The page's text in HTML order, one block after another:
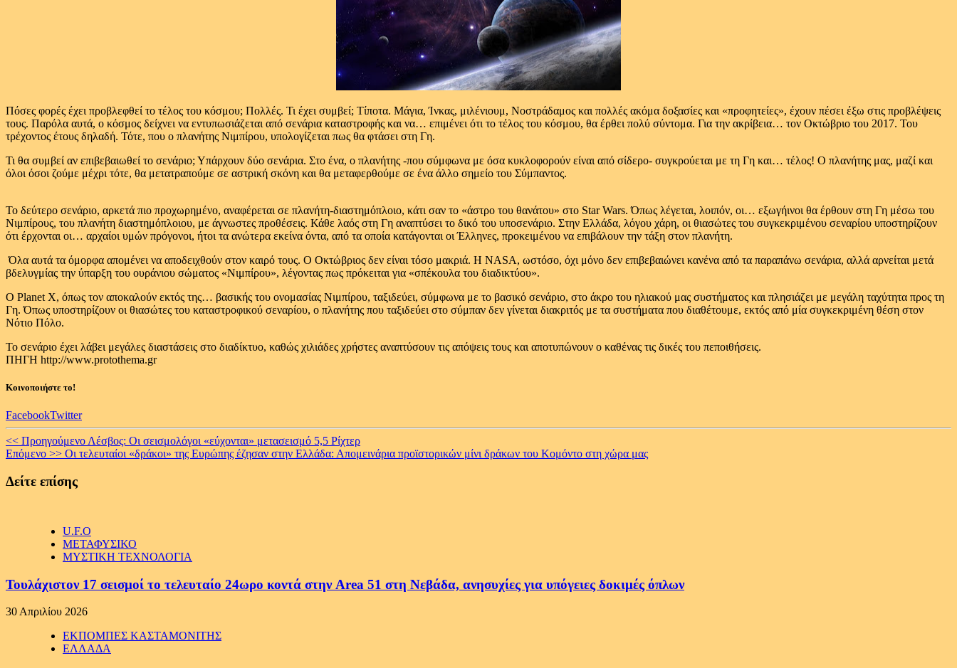
Πόσες φορές έχει προβλεφθεί το τέλος του κόσμου; Πολλές. Τι έχει συμβεί; Τίποτα. Μάγια, Ίνκας, μιλένιουμ, Νοστράδαμος και πολλές ακόμα δοξασίες και «προφητείες», έχουν πέσει έξω στις προβλέψεις
τους. Παρόλα αυτά, ο κόσμος δείχνει να εντυπωσιάζεται από σενάρια καταστροφής και να… επιμένει ότι το τέλος του κόσμου, θα έρθει πολύ σύντομα. Για την ακρίβεια… τον Οκτώβριο του 2017. Του
τρέχοντος έτους δηλαδή. Τότε, που ο πλανήτης Νιμπίρου, υπολογίζεται πως θα φτάσει στη Γη.
Τι θα συμβεί αν επιβεβαιωθεί το σενάριο; Υπάρχουν δύο σενάρια. Στο ένα, ο πλανήτης -που σύμφωνα με όσα κυκλοφορούν είναι από σίδερο- συγκρούεται με τη Γη και… τέλος! Ο πλανήτης μας, μαζί και
όλοι όσοι ζούμε μέχρι τότε, θα μετατραπούμε σε αστρική σκόνη και θα μεταφερθούμε σε ένα άλλο σημείο του Σύμπαντος.
Το δεύτερο σενάριο, αρκετά πιο προχωρημένο, αναφέρεται σε πλανήτη-διαστημόπλοιο, κάτι σαν το «άστρο του θανάτου» στο Star Wars. Όπως λέγεται, λοιπόν, οι… εξωγήινοι θα έρθουν στη Γη μέσω του
Νιμπίρους, του πλανήτη διαστημόπλοιου, με άγνωστες προθέσεις. Κάθε λαός στη Γη αναπτύσει το δικό του υποσενάριο. Στην Ελλάδα, λόγου χάρη, οι θιασώτες του συγκεκριμένου σεναρίου υποστηρίζουν
ότι έρχονται οι… αρχαίοι υμών πρόγονοι, ήτοι τα ανώτερα εκείνα όντα, από τα οποία κατάγονται οι Έλληνες, προκειμένου να επιβάλουν την τάξη στον πλανήτη.
Όλα αυτά τα όμορφα απομένει να αποδειχθούν στον καιρό τους. Ο Οκτώβριος δεν είναι τόσο μακριά. Η NASA, ωστόσο, όχι μόνο δεν επιβεβαιώνει κανένα από τα παραπάνω σενάρια, αλλά αρνείται μετά
βδελυγμίας την ύπαρξη του ουράνιου σώματος «Νιμπίρου», λέγοντας πως πρόκειται για «σπέκουλα του διαδικτύου».
Ο Planet X, όπως τον αποκαλούν εκτός της… βασικής του ονομασίας Νιμπίρου, ταξιδεύει, σύμφωνα με το βασικό σενάριο, στο άκρο του ηλιακού μας συστήματος και πλησιάζει με μεγάλη ταχύτητα προς τη
Γη. Όπως υποστηρίζουν οι θιασώτες του καταστροφικού σεναρίου, ο πλανήτης που ταξιδεύει στο σύμπαν δεν γίνεται διακριτός με τα συστήματα που διαθέτουμε, εκτός από μία συγκεκριμένη θέση στον
Νότιο Πόλο.
Το σενάριο έχει λάβει μεγάλες διαστάσεις στο διαδίκτυο, καθώς χιλιάδες χρήστες αναπτύσουν τις απόψεις τους και αποτυπώνουν ο καθένας τις δικές του πεποιθήσεις.
ΠΗΓΗ http://www.protothema.gr
Κοινοποιήστε το!
FacebookTwitter
Continue
Reading
<< Προηγούμενο Λέσβος: Οι σεισμολόγοι «εύχονται» μετασεισμό 5,5 Ρίχτερ
Επόμενο >> Οι τελευταίοι «δράκοι» της Ευρώπης έζησαν στην Ελλάδα: Απομεινάρια προϊστορικών μίνι δράκων του Κομόντο στη χώρα μας
Δείτε επίσης
U.F.O
ΜΕΤΑΦΥΣΙΚΟ
ΜΥΣΤΙΚΗ ΤΕΧΝΟΛΟΓΙΑ
Τουλάχιστον 17 σεισμοί το τελευταίο 24ωρο κοντά στην Area 51 στη Νεβάδα, ανησυχίες για υπόγειες δοκιμές όπλων
30 Απριλίου 2026
ΕΚΠΟΜΠΕΣ ΚΑΣΤΑΜΟΝΙΤΗΣ
ΕΛΛΑΔΑ